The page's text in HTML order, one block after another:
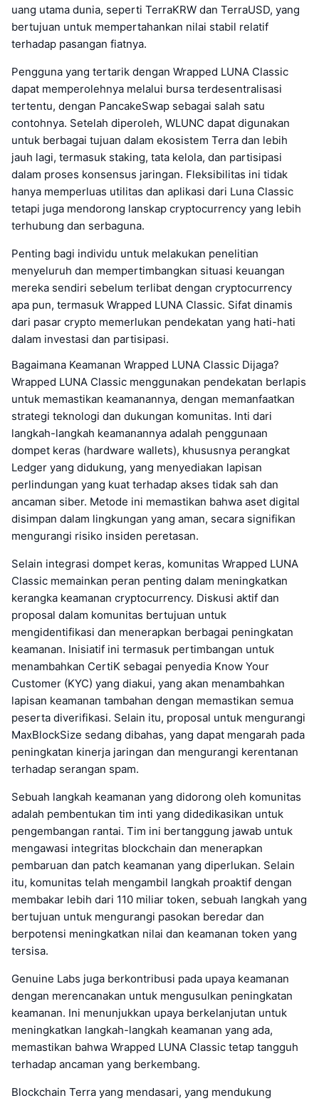
uang utama dunia, seperti TerraKRW dan TerraUSD, yang
bertujuan untuk mempertahankan nilai stabil relatif
terhadap pasangan fiatnya.
Pengguna yang tertarik dengan Wrapped LUNA Classic
dapat memperolehnya melalui bursa terdesentralisasi
tertentu, dengan PancakeSwap sebagai salah satu
contohnya. Setelah diperoleh, WLUNC dapat digunakan
untuk berbagai tujuan dalam ekosistem Terra dan lebih
jauh lagi, termasuk staking, tata kelola, dan partisipasi
dalam proses konsensus jaringan. Fleksibilitas ini tidak
hanya memperluas utilitas dan aplikasi dari Luna Classic
tetapi juga mendorong lanskap cryptocurrency yang lebih
terhubung dan serbaguna.
Penting bagi individu untuk melakukan penelitian
menyeluruh dan mempertimbangkan situasi keuangan
mereka sendiri sebelum terlibat dengan cryptocurrency
apa pun, termasuk Wrapped LUNA Classic. Sifat dinamis
dari pasar crypto memerlukan pendekatan yang hati-hati
dalam investasi dan partisipasi.
Bagaimana Keamanan Wrapped LUNA Classic Dijaga?
Wrapped LUNA Classic menggunakan pendekatan berlapis
untuk memastikan keamanannya, dengan memanfaatkan
strategi teknologi dan dukungan komunitas. Inti dari
langkah-langkah keamanannya adalah penggunaan
dompet keras (hardware wallets), khususnya perangkat
Ledger yang didukung, yang menyediakan lapisan
perlindungan yang kuat terhadap akses tidak sah dan
ancaman siber. Metode ini memastikan bahwa aset digital
disimpan dalam lingkungan yang aman, secara signifikan
mengurangi risiko insiden peretasan.
Selain integrasi dompet keras, komunitas Wrapped LUNA
Classic memainkan peran penting dalam meningkatkan
kerangka keamanan cryptocurrency. Diskusi aktif dan
proposal dalam komunitas bertujuan untuk
mengidentifikasi dan menerapkan berbagai peningkatan
keamanan. Inisiatif ini termasuk pertimbangan untuk
menambahkan CertiK sebagai penyedia Know Your
Customer (KYC) yang diakui, yang akan menambahkan
lapisan keamanan tambahan dengan memastikan semua
peserta diverifikasi. Selain itu, proposal untuk mengurangi
MaxBlockSize sedang dibahas, yang dapat mengarah pada
peningkatan kinerja jaringan dan mengurangi kerentanan
terhadap serangan spam.
Sebuah langkah keamanan yang didorong oleh komunitas
adalah pembentukan tim inti yang didedikasikan untuk
pengembangan rantai. Tim ini bertanggung jawab untuk
mengawasi integritas blockchain dan menerapkan
pembaruan dan patch keamanan yang diperlukan. Selain
itu, komunitas telah mengambil langkah proaktif dengan
membakar lebih dari 110 miliar token, sebuah langkah yang
bertujuan untuk mengurangi pasokan beredar dan
berpotensi meningkatkan nilai dan keamanan token yang
tersisa.
Genuine Labs juga berkontribusi pada upaya keamanan
dengan merencanakan untuk mengusulkan peningkatan
keamanan. Ini menunjukkan upaya berkelanjutan untuk
meningkatkan langkah-langkah keamanan yang ada,
memastikan bahwa Wrapped LUNA Classic tetap tangguh
terhadap ancaman yang berkembang.
Blockchain Terra yang mendasari, yang mendukung